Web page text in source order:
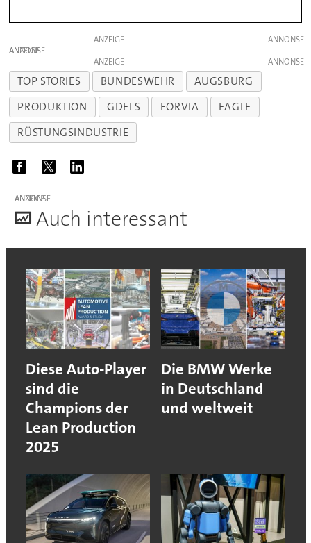
ANZEIGE
ANZEIGE
ANZEIGE
TOP STORIES BUNDESWEHR
AUGSBURG
PRODUKTION
GDELS FORVIA
EAGLE
RÜSTUNGSINDUSTRIE
ANZEIGE
Auch interessant
Diese Auto-Player
sind die
Champions der
Lean Production
2025
Die BMW Werke
in Deutschland
und weltweit